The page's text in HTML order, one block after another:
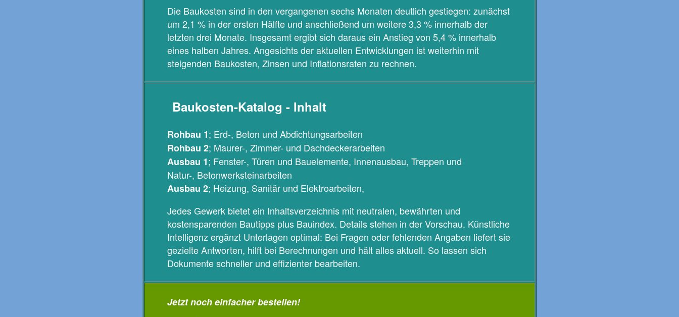
Die Baukosten sind in den vergangenen sechs Monaten deutlich gestiegen: zunächst
um 2,1 % in der ersten Hälfte und anschließend um weitere 3,3 % innerhalb der
letzten drei Monate. Insgesamt ergibt sich daraus ein Anstieg von 5,4 % innerhalb
eines halben Jahres. Angesichts der aktuellen Entwicklungen ist weiterhin mit
steigenden Baukosten, Zinsen und Inflationsraten zu rechnen.
Baukosten-Katalog - Inhalt
Rohbau 1; Erd-, Beton und Abdichtungsarbeiten
Rohbau 2; Maurer-, Zimmer- und Dachdeckerarbeiten
Ausbau 1; Fenster-, Türen und Bauelemente, Innenausbau, Treppen und
Natur-, Betonwerksteinarbeiten
Ausbau 2; Heizung, Sanitär und Elektroarbeiten,
Jedes Gewerk bietet ein Inhaltsverzeichnis mit neutralen, bewährten und
kostensparenden Bautipps plus Bauindex. Details stehen in der Vorschau. Künstliche
Intelligenz ergänzt Unterlagen optimal: Bei Fragen oder fehlenden Angaben liefert sie
gezielte Antworten, hilft bei Berechnungen und hält alles aktuell. So lassen sich
Dokumente schneller und effizienter bearbeiten.
Jetzt noch einfacher bestellen!